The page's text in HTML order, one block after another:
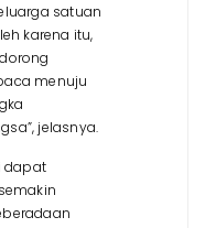
satuan
karena itu,
menuju
jelasnya.
dapat